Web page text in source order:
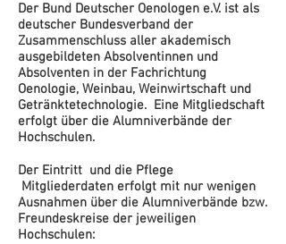
Der Bund Deutscher Oenologen e.V. ist als
deutscher Bundesverband der
Zusammenschluss aller akademisch
ausgebildeten Absolventinnen und
Absolventen in der Fachrichtung
Oenologie, Weinbau, Weinwirtschaft und
Getränktetechnologie. Eine Mitgliedschaft
erfolgt über die Alumniverbände der
Hochschulen.
Der Eintritt und die Pflege
Mitgliederdaten erfolgt mit nur wenigen
Ausnahmen über die Alumniverbände bzw.
Freundeskreise der jeweiligen
Hochschulen: